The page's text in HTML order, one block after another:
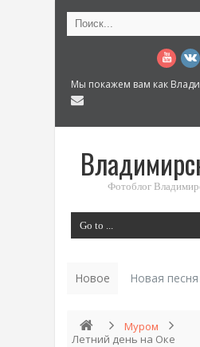
Мы покажем вам как
Фотоблог
Новое Новая
Муром
Летний день на Оке